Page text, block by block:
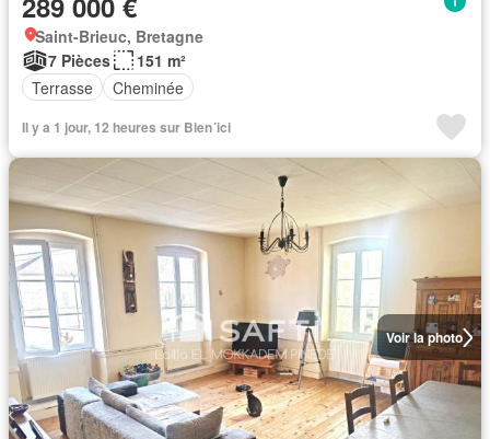
Saint-Brieuc, Bretagne
7 Pièces
151 m²
Terrasse
Cheminée
Il y a 1 jour, 12 heures sur Bien´ici
Voir la photo